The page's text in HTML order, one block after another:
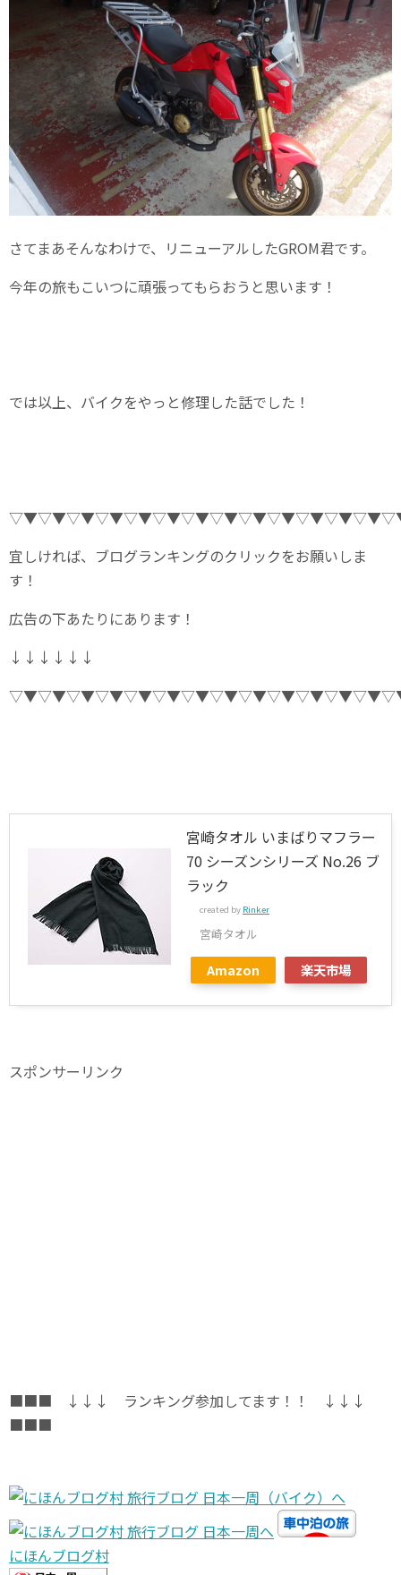
さてまあそんなわけで、リニューアルしたGROM君です。
今年の旅もこいつに頑張ってもらおうと思います！
では以上、バイクをやっと修理した話でした！
宜しければ、ブログランキングのクリックをお願いしま
す！
広告の下あたりにあります！
↓↓↓↓↓↓
宮崎タオル いまばりマフラー
70 シーズンシリーズ No.26 ブ
ラック
created by Rinker
宮崎タオル
Amazon 楽天市場
スポンサーリンク
■■■ ↓↓↓ ランキング参加してます！！ ↓↓↓
■■■
にほんブログ村